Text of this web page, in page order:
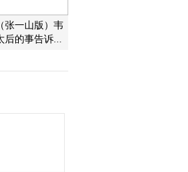
（下午
18:10
张一山版）韦
后的事告诉...